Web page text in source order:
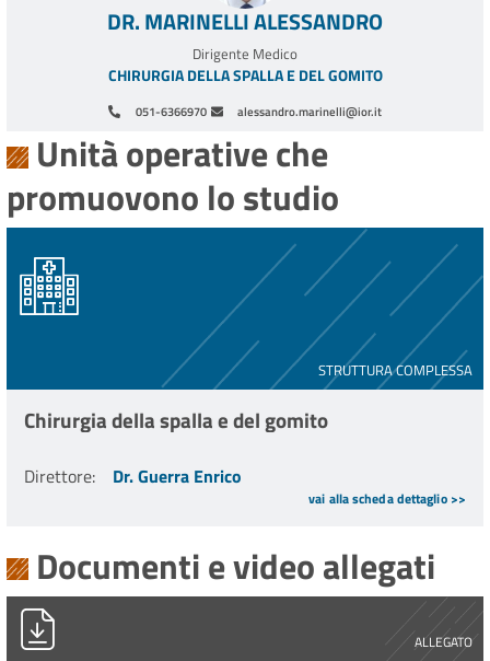
051-6366970 alessandro.marinelli@ior.it
DR. MARINELLI ALESSANDRO
Dirigente Medico
CHIRURGIA DELLA SPALLA E DEL GOMITO
Unità operative che
promuovono lo studio
STRUTTURA COMPLESSA
Chirurgia della spalla e del gomito
Direttore: Dr. Guerra Enrico
vai alla scheda dettaglio >>
Documenti e video allegati
ALLEGATO
Prot 13041_24ago2022_studio MACOSX.pdf